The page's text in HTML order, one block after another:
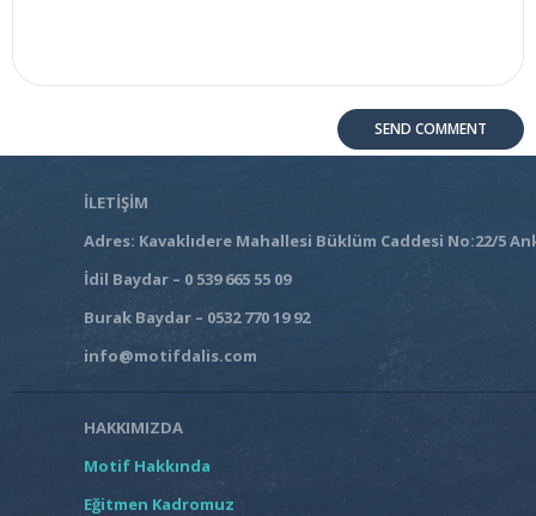
İLETİŞİM
Adres: Kavaklıdere Mahallesi Büklüm Caddesi No:22/5
İdil Baydar – 0 539 665 55 09
Burak Baydar – 0532 770 19 92
info@motifdalis.com
HAKKIMIZDA
Motif Hakkında
Eğitmen Kadromuz